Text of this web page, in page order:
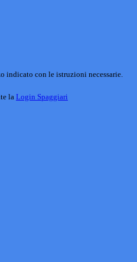
indicato con le istruzioni necessarie.
la Login Spaggiari